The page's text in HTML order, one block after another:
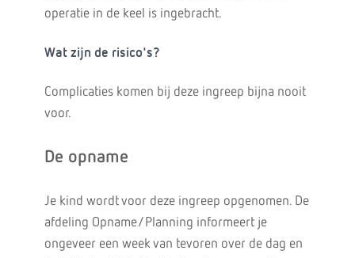
operatie in de keel is ingebracht.
Wat zijn de risico's?
Complicaties komen bij deze ingreep bijna nooit
voor.
De opname
Je kind wordt voor deze ingreep opgenomen. De
afdeling Opname/Planning informeert je
ongeveer een week van tevoren over de dag en